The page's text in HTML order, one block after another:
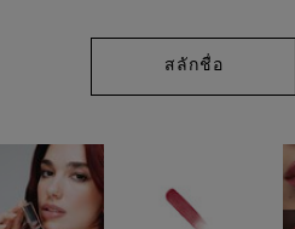
สลักชื่อ